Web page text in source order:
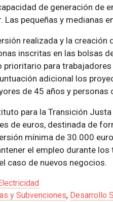
de generación de
Las pequeñas y medianas
realizada y la creación
inscritas en las bolsas
prioritario para
adicional los
de 45 años y personas
para la Transición
de euros, destinada de
mínima de 30.000
el empleo durante los
caso de nuevos negocios.
y Subvenciones, Desarrollo